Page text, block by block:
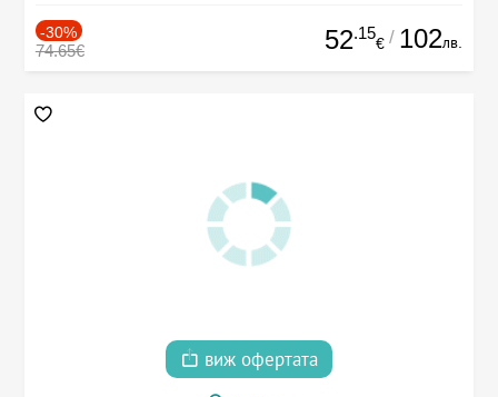
-30%
74.65€ 52.15
€ / 102лв.
виж офертата